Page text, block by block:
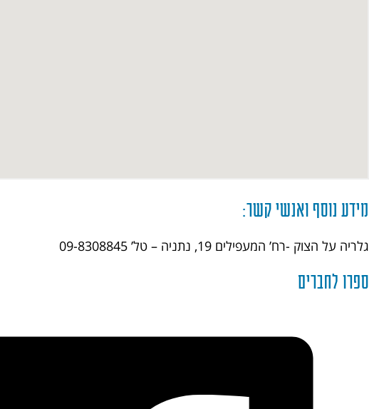
מידע נוסף ואנשי קשר:
גלריה על הצוק -רח’ המעפילים 19, נתניה – טל’ 09-8308845
ספרו לחברים